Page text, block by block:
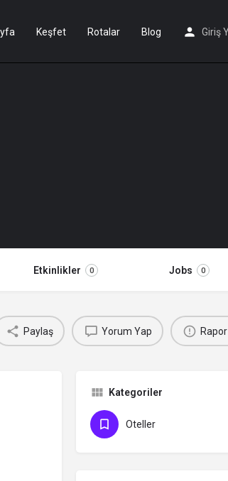
Keşfet Rotalar Blog Giriş
Etkinlikler 0 Jobs 0
Paylaş Yorum Yap
Kategoriler
Oteller